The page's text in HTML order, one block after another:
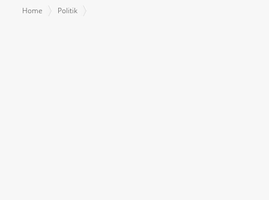
Home
Politik